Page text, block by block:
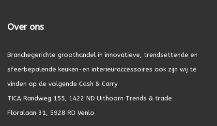
Over ons
Branchegerichte groothandel in innovatieve, trendsettende en
sfeerbepalende keuken-en interieuraccessoires ook zijn wij te
vinden op de volgende Cash & Carry
TICA Randweg 155, 1422 ND Uithoorn Trends & trade
Floralaan 31, 5928 RD Venlo